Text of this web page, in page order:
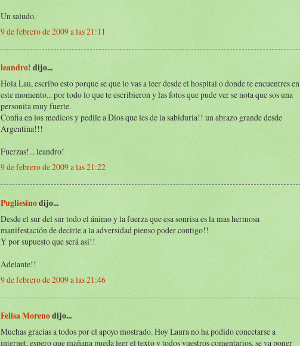
Un saludo.
9 de febrero de 2009 a las 21:11
leandro! dijo...
Hola Lau, escribo esto porque se que lo vas a leer desde el hospital o donde te encuentres en
este momento... por todo lo que te escribieron y las fotos que pude ver se nota que sos una
personita muy fuerte.
Confia en los medicos y pedile a Dios que les de la sabiduria!! un abrazo grande desde
Argentina!!!
Fuerzas!... leandro!
9 de febrero de 2009 a las 21:22
Pugliesinodijo...
Desde el sur del sur todo el ánimo y la fuerza que esa sonrisa es la mas hermosa
manifestación de decirle a la adversidad pienso poder contigo!!
Y por supuesto que será así!!
Adelante!!
9 de febrero de 2009 a las 21:46
Felisa Morenodijo...
Muchas gracias a todos por el apoyo mostrado. Hoy Laura no ha podido conectarse a
internet, espero que mañana pueda leer el texto y todos vuestros comentarios, se va poner